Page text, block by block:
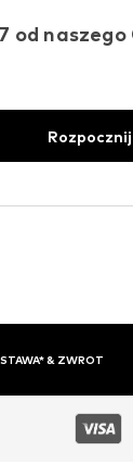
od
30 DNI